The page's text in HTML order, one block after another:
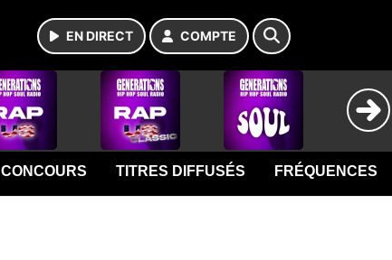
EN DIRECT COMPTE
CONCOURS TITRES DIFFUSÉS FRÉQUENCES